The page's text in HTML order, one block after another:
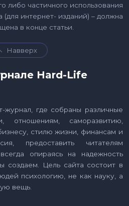
либо частичного использования
(для интернет- изданий) – должна
в конце статьи.
Навверх
Hard-Life
журнал, где собраны различные
отношениям, саморазвитию,
стилю жизни, финансам и
предоставить читателям
опираясь на надежность
создаем. Цель сайта состоит в
психологию, не как науку, а
вещь.